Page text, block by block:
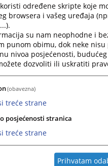
23.06.2026.
Sudije Vrhovnog suda
Sudije Vrhovnog suda
05.06.2026.
Sudije i uposlenici
akciju pošumljavanja
Sudije i uposlenici
akciju pošumljavanja
28.05.2026.
određene skripte koje
browsera i vašeg uređaja
su nam neophodne i
punom obimu, dok neke
nivoa posjećenosti,
dozvoliti ili uskratiti
(obavezna)
treće strane
posjećenosti stranica
treće strane
Prihvatam